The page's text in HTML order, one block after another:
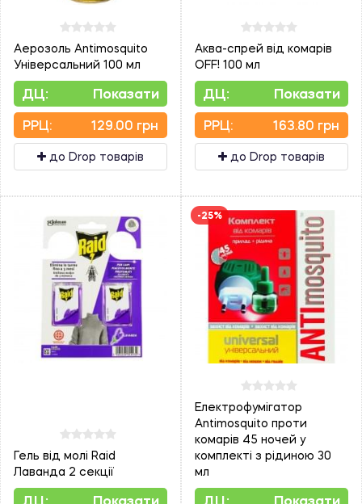
Аерозоль Antimosquito
Універсальний 100 мл
ДЦ: Показати
PPЦ: 129.00 грн
до Drop товарів
Аква-спрей від комарів
OFF! 100 мл
ДЦ: Показати
PPЦ: 163.80 грн
до Drop товарів
Гель від молі Raid
Лаванда 2 секції
ДЦ: Показати
-25%
Електрофумігатор
Antimosquito проти
комарів 45 ночей у
комплекті з рідиною 30
мл
ДЦ: Показати